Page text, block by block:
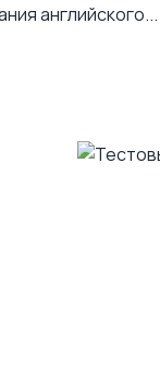
английского...